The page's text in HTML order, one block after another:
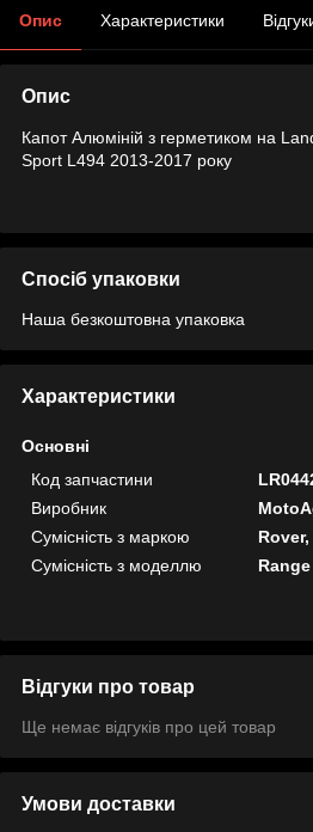
Опис Характеристики
Опис
Капот Алюміній з герметиком на
Sport L494 2013-2017 року
Спосіб упаковки
Наша безкоштовна упаковка
Характеристики
Основні
Код запчастини
Виробник
Сумісність з маркою
Сумісність з моделлю
Відгуки про товар
Ще немає відгуків про цей товар
Умови доставки